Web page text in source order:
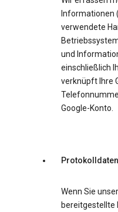
Informationen
verwendete
und
einschließlich
verknüpft Ihre
Google-Konto.
Protokolldaten
Wenn Sie
bereitgestellte